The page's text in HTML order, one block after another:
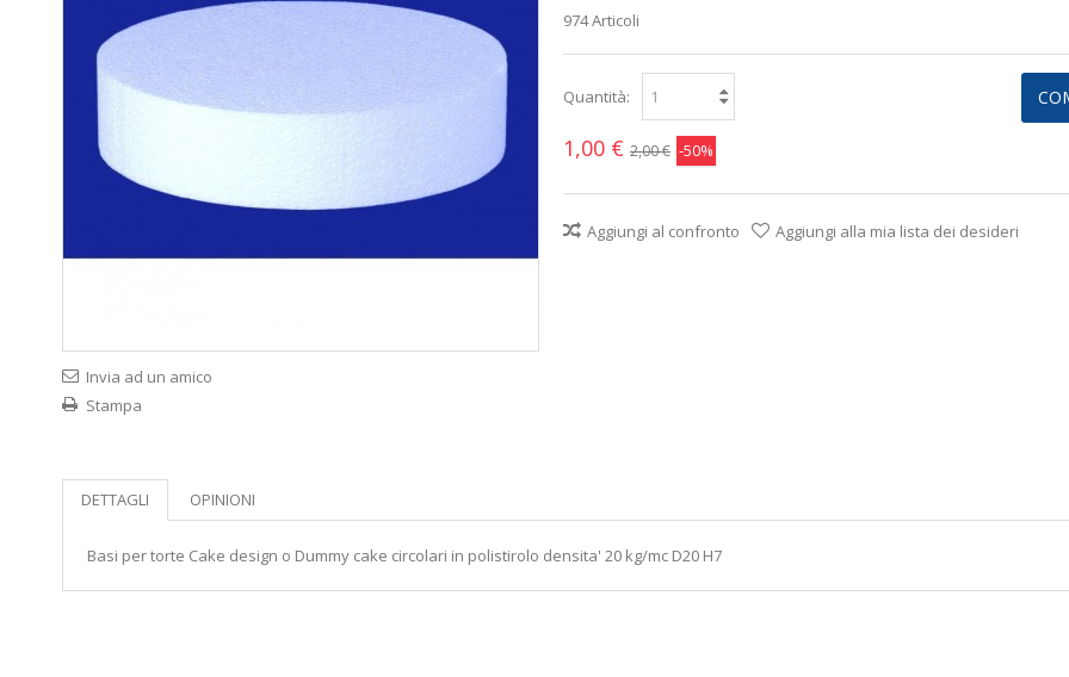
Invia ad un amico
Stampa
974Articoli
Quantità:
1,00 € 2,00 € -50%
Aggiungi al confronto Aggiungi alla mia lista dei desideri
DETTAGLI OPINIONI
Basi per torte Cake design o Dummy cake circolari in polistirolo densita' 20 kg/mc D20 H7